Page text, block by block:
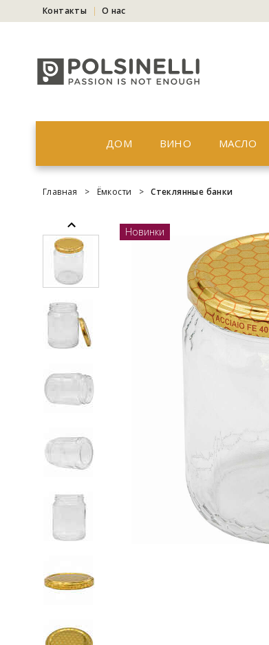
Контакты О нас
ДОМ ВИНО МАСЛО
Главная > Ёмкости > Стеклянные банки
Новинки